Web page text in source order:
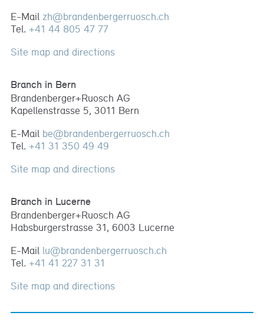
E-Mail zh@brandenbergerruosch.ch
Tel. +41 44 805 47 77
Site map and directions
Branch in Bern
Brandenberger+Ruosch AG
Kapellenstrasse 5, 3011 Bern
E-Mail be@brandenbergerruosch.ch
Tel. +41 31 350 49 49
Site map and directions
Branch in Lucerne
Brandenberger+Ruosch AG
Habsburgerstrasse 31, 6003 Lucerne
E-Mail lu@brandenbergerruosch.ch
Tel. +41 41 227 31 31
Site map and directions